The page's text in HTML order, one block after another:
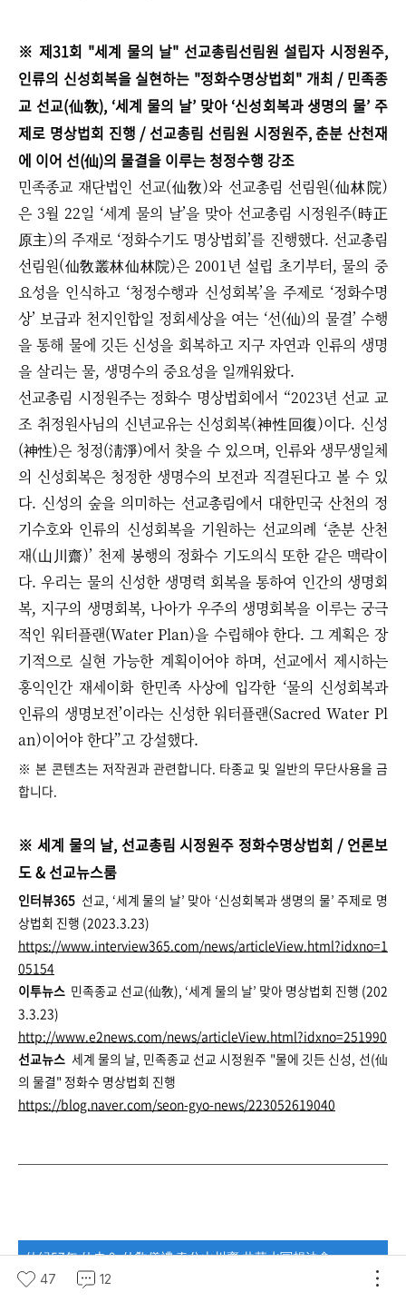
※ 제31회 "세계 물의 날" 선교총림선림원 설립자 시정원주,
인류의 신성회복을 실현하는 "정화수명상법회" 개최 / 민족종
교 선교(仙敎), ‘세계 물의 날’ 맞아 ‘신성회복과 생명의 물’ 주
제로 명상법회 진행 / 선교총림 선림원 시정원주, 춘분 산천재
에 이어 선(仙)의 물결을 이루는 청정수행 강조
민족종교 재단법인 선교(仙敎)와 선교총림 선림원(仙林院)
은 3월 22일 ‘세계 물의 날’을 맞아 선교총림 시정원주(時正
原主)의 주재로 ‘정화수기도 명상법회’를 진행했다. 선교총림
선림원(仙敎叢林仙林院)은 2001년 설립 초기부터, 물의 중
요성을 인식하고 ‘청정수행과 신성회복’을 주제로 ‘정화수명
상’ 보급과 천지인합일 정회세상을 여는 ‘선(仙)의 물결’ 수행
을 통해 물에 깃든 신성을 회복하고 지구 자연과 인류의 생명
을 살리는 물, 생명수의 중요성을 일깨워왔다.
선교총림 시정원주는 정화수 명상법회에서 “2023년 선교 교
조 취정원사님의 신년교유는 신성회복(神性回復)이다. 신성
(神性)은 청정(淸淨)에서 찾을 수 있으며, 인류와 생무생일체
의 신성회복은 청정한 생명수의 보전과 직결된다고 볼 수 있
다. 신성의 숲을 의미하는 선교총림에서 대한민국 산천의 정
기수호와 인류의 신성회복을 기원하는 선교의례 ‘춘분 산천
재(山川齋)’ 천제 봉행의 정화수 기도의식 또한 같은 맥락이
다. 우리는 물의 신성한 생명력 회복을 통하여 인간의 생명회
복, 지구의 생명회복, 나아가 우주의 생명회복을 이루는 궁극
적인 워터플랜(Water Plan)을 수립해야 한다. 그 계획은 장
기적으로 실현 가능한 계획이어야 하며, 선교에서 제시하는
홍익인간 재세이화 한민족 사상에 입각한 ‘물의 신성회복과
인류의 생명보전’이라는 신성한 워터플랜(Sacred Water Pl
an)이어야 한다”고 강설했다.
※ 본 콘텐츠는 저작권과 관련합니다. 타종교 및 일반의 무단사용을 금
합니다.
※ 세계 물의 날, 선교총림 시정원주 정화수명상법회 / 언론보
도 & 선교뉴스룸
인터뷰365 선교, ‘세계 물의 날’ 맞아 ‘신성회복과 생명의 물’ 주제로 명
상법회 진행 (2023.3.23)
https://www.interview365.com/news/articleView.html?idxno=1
05154
이투뉴스 민족종교 선교(仙敎), ‘세계 물의 날’ 맞아 명상법회 진행 (202
3.3.23)
http://www.e2news.com/news/articleView.html?idxno=251990
선교뉴스 세계 물의 날, 민족종교 선교 시정원주 "물에 깃든 신성, 선(仙
의 물결" 정화수 명상법회 진행
https://blog.naver.com/seon-gyo-news/223052619040
仙紀57年 仙史 9. 仙敎儀禮 春分山川齋 井華水冥想法會
47 12